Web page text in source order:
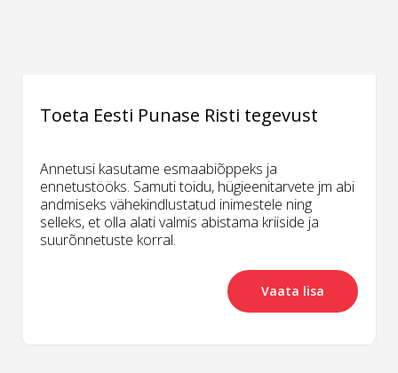
Toeta Eesti Punase Risti tegevust
Annetusi kasutame esmaabiõppeks ja
ennetustööks. Samuti toidu, hügieenitarvete jm abi
andmiseks vähekindlustatud inimestele ning
selleks, et olla alati valmis abistama kriiside ja
suurõnnetuste korral.
Vaata lisa